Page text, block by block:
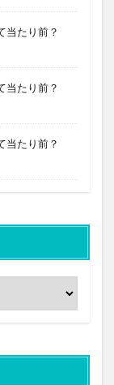
当たり前？
当たり前？
当たり前？